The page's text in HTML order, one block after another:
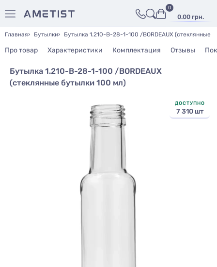
0.00 грн.
0
Главная Бутылки Бутылка 1.210-B-28-1-100 /BORDEAUX (стеклянные
Про товар Характеристики Комплектация Отзывы
Бутылка 1.210-B-28-1-100 /BORDEAUX
(стеклянные бутылки 100 мл)
ДОСТУПНО
7 310 шт